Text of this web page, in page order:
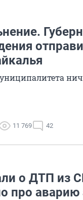
11 769 42
о ДТП из
про